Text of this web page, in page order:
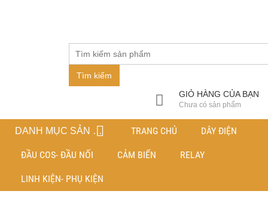
Tìm kiếm
GIỎ HÀNG CỦA BẠN
Chưa có sản phẩm
DANH MỤC SẢN PHẨM TRANG CHỦ DÂY ĐIỆN
ĐẦU COS- ĐẦU NỐI CẢM BIẾN RELAY
LINH KIỆN- PHỤ KIỆN